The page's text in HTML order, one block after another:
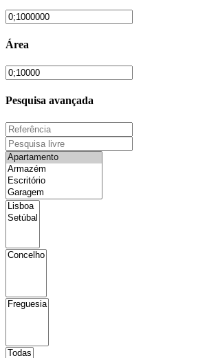
Área
Pesquisa avançada